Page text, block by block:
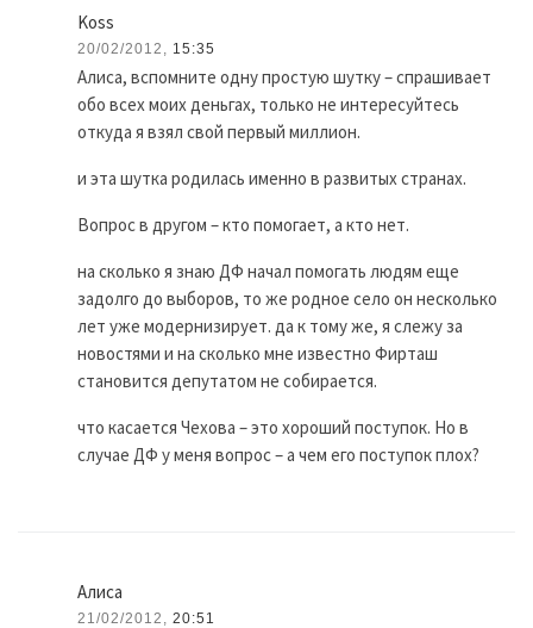
Koss
20/02/2012, 15:35
Алиса, вспомните одну простую шутку – спрашивает
обо всех моих деньгах, только не интересуйтесь
откуда я взял свой первый миллион.
и эта шутка родилась именно в развитых странах.
Вопрос в другом – кто помогает, а кто нет.
на сколько я знаю ДФ начал помогать людям еще
задолго до выборов, то же родное село он несколько
лет уже модернизирует. да к тому же, я слежу за
новостями и на сколько мне известно Фирташ
становится депутатом не собирается.
что касается Чехова – это хороший поступок. Но в
случае ДФ у меня вопрос – а чем его поступок плох?
Алиса
21/02/2012, 20:51